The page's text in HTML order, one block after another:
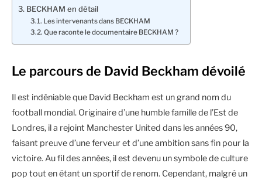
BECKHAM en détail
Les intervenants dans BECKHAM
Que raconte le documentaire BECKHAM ?
Le parcours de David Beckham dévoilé
Il est indéniable que David Beckham est un grand nom du
football mondial. Originaire d’une humble famille de l’Est de
Londres, il a rejoint Manchester United dans les années 90,
faisant preuve d’une ferveur et d’une ambition sans fin pour la
victoire. Au fil des années, il est devenu un symbole de culture
pop tout en étant un sportif de renom. Cependant, malgré un